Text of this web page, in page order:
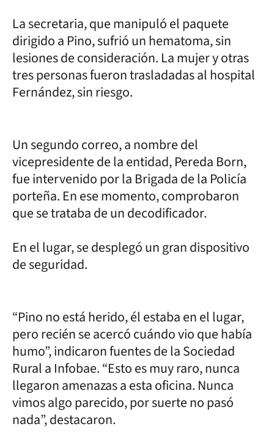
La secretaria, que manipuló el paquete
dirigido a Pino, sufrió un hematoma, sin
lesiones de consideración. La mujer y otras
tres personas fueron trasladadas al hospital
Fernández, sin riesgo.
Un segundo correo, a nombre del
vicepresidente de la entidad, Pereda Born,
fue intervenido por la Brigada de la Policía
porteña. En ese momento, comprobaron
que se trataba de un decodificador.
En el lugar, se desplegó un gran dispositivo
de seguridad.
“Pino no está herido, él estaba en el lugar,
pero recién se acercó cuándo vio que había
humo”, indicaron fuentes de la Sociedad
Rural a Infobae. “Esto es muy raro, nunca
llegaron amenazas a esta oficina. Nunca
vimos algo parecido, por suerte no pasó
nada”, destacaron.